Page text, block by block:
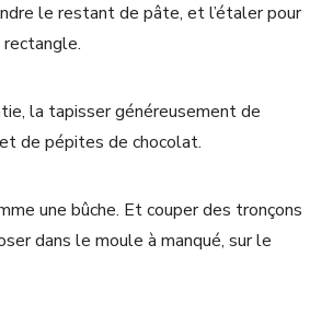
le restant de pâte, et l’étaler pour
la tapisser généreusement de
de pépites de chocolat.
une bûche. Et couper des tronçons
dans le moule à manqué, sur le